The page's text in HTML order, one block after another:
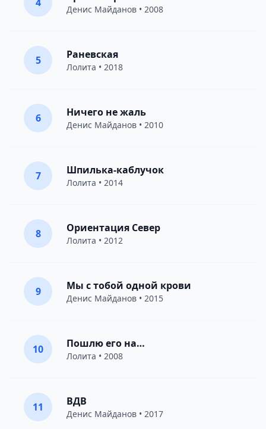
Денис Майданов • 2008
5 Раневская
Лолита • 2018
6 Ничего не жаль
Денис Майданов • 2010
7 Шпилька-каблучок
Лолита • 2014
8 Ориентация Север
Лолита • 2012
9 Мы с тобой одной крови
Денис Майданов • 2015
10 Пошлю его на…
Лолита • 2008
11 ВДВ
Денис Майданов • 2017